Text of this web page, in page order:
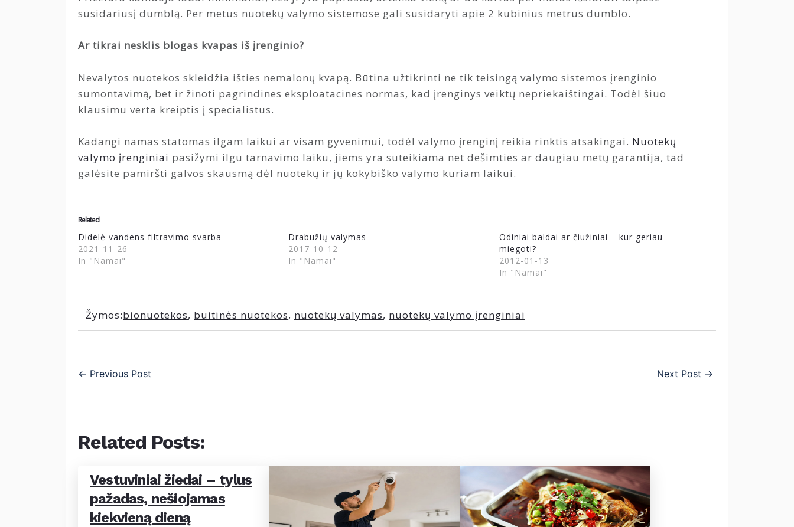
susidariusį dumblą. Per metus nuotekų valymo sistemose gali susidaryti apie 2 kubinius metrus dumblo.
Ar tikrai nesklis blogas kvapas iš įrenginio?
Nevalytos nuotekos skleidžia išties nemalonų kvapą. Būtina užtikrinti ne tik teisingą valymo sistemos įrenginio
sumontavimą, bet ir žinoti pagrindines eksploatacines normas, kad įrenginys veiktų nepriekaištingai. Todėl šiuo
klausimu verta kreiptis į specialistus.
Kadangi namas statomas ilgam laikui ar visam gyvenimui, todėl valymo įrenginį reikia rinktis atsakingai. Nuotekų
valymo įrenginiai pasižymi ilgu tarnavimo laiku, jiems yra suteikiama net dešimties ar daugiau metų garantija, tad
galėsite pamiršti galvos skausmą dėl nuotekų ir jų kokybiško valymo kuriam laikui.
Related
Didelė vandens filtravimo svarba
2021-11-26
In "Namai"
Drabužių valymas
2017-10-12
In "Namai"
Odiniai baldai ar čiužiniai – kur geriau
miegoti?
2012-01-13
In "Namai"
Žymos:bionuotekos, buitinės nuotekos, nuotekų valymas, nuotekų valymo įrenginiai
← Previous Post Next Post →
Related Posts:
Vestuviniai žiedai – tylus
pažadas, nešiojamas
kiekvieną dieną